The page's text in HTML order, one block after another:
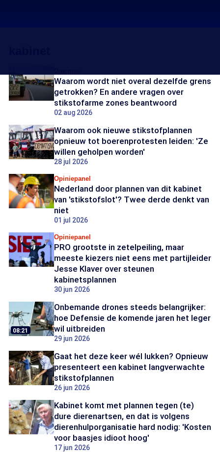
Waarom wordt niet overal dezelfde grens
getrokken? En andere vragen over
stikstofarme zones beantwoord
02 aug 2026
Waarom ook nieuwe stikstofplannen
opnieuw tot boerenprotesten leiden: 'Ze
willen geholpen worden'
28 jul 2026
Opiniepanel
Nederland door plannen van dit kabinet
van 'stikstofslot'? Twee derde denkt van
niet
01 jul 2026
Opiniepanel
PRO grootste in zetelpeiling, maar
meeste kiezers niet eens met partijleider
Jesse Klaver over steunen
kabinetsplannen
30 jun 2026
08:21
Onbemande drones steeds belangrijker:
hoe Defensie de komende jaren het leger
wil uitbreiden
29 jun 2026
Gaat het deze keer wél lukken? Opnieuw
presenteert een kabinet langverwachte
stikstofplannen
26 jun 2026
Kabinet komt met plannen tegen (te)
dure dierenartsen, en dat is volgens
dierenhulporganisatie hard nodig: 'Kosten
voor baasjes idioot hoog'
17 jun 2026